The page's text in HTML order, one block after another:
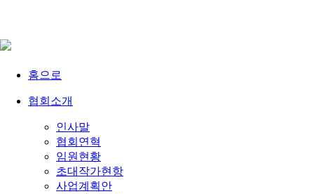
홈으로
협회소개
인사말
협회연혁
임원현황
초대작가현항
사업계획안